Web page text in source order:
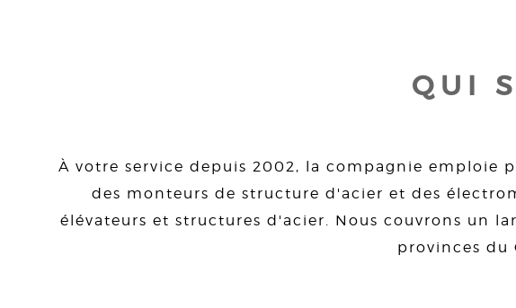
QUI
À votre service depuis 2002, la compagnie emploie
des monteurs de structure d'acier et des
élévateurs et structures d'acier. Nous couvrons un
provinces du